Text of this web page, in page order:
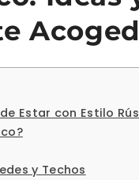
Estar con Estilo
y Techos